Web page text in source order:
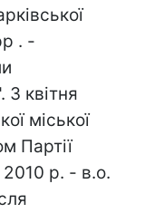
. -
З квітня
міської
Партії
2010 р. - в.о.